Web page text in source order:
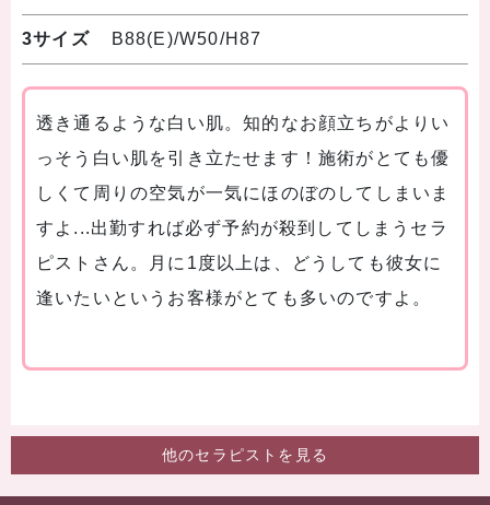
3サイズ B88(E)/W50/H87
透き通るような白い肌。知的なお顔立ちがよりい
っそう白い肌を引き立たせます！施術がとても優
しくて周りの空気が一気にほのぼのしてしまいま
すよ...出勤すれば必ず予約が殺到してしまうセラ
ピストさん。月に1度以上は、どうしても彼女に
逢いたいというお客様がとても多いのですよ。
他のセラピストを見る